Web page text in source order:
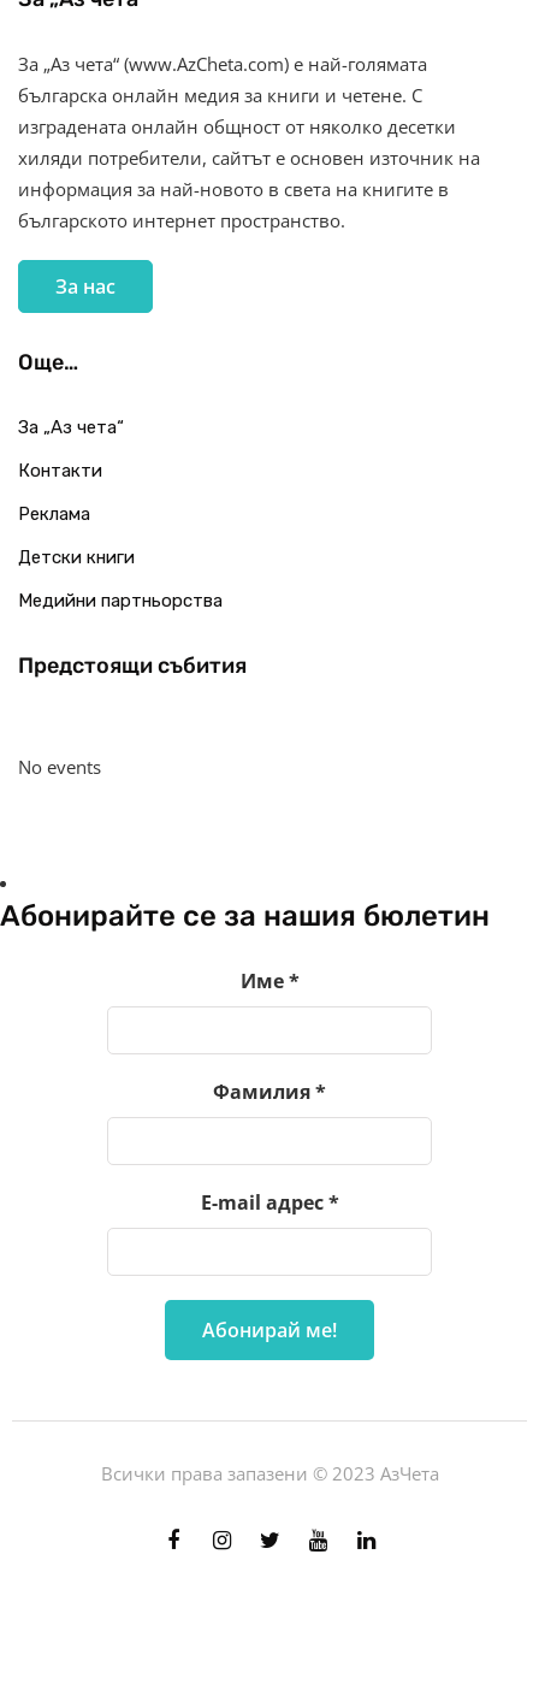
За „Аз чета“ (www.AzCheta.com) е най-голямата
българска онлайн медия за книги и четене. С
изградената онлайн общност от няколко десетки
хиляди потребители, сайтът е основен източник на
информация за най-новото в света на книгите в
българското интернет пространство.
За нас
Още…
За „Аз чета“
Контакти
Реклама
Детски книги
Медийни партньорства
Предстоящи събития
No events
Абонирайте се за нашия бюлетин
Име*
Фамилия*
E-mail адрес*
Всички права запазени © 2023 АзЧета